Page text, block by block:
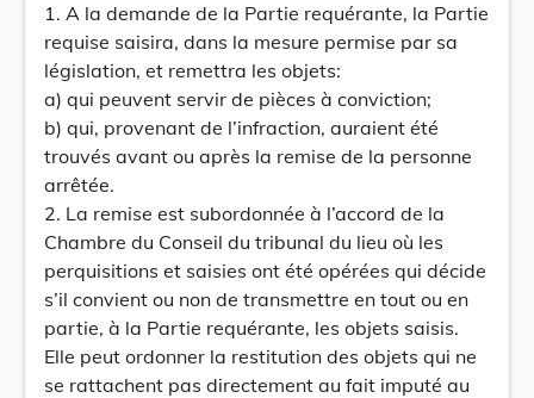
1. A la demande de la Partie requérante, la Partie
requise saisira, dans la mesure permise par sa
législation, et remettra les objets:
a) qui peuvent servir de pièces à conviction;
b) qui, provenant de l’infraction, auraient été
trouvés avant ou après la remise de la personne
arrêtée.
2. La remise est subordonnée à l’accord de la
Chambre du Conseil du tribunal du lieu où les
perquisitions et saisies ont été opérées qui décide
s’il convient ou non de transmettre en tout ou en
partie, à la Partie requérante, les objets saisis.
Elle peut ordonner la restitution des objets qui ne
se rattachent pas directement au fait imputé au